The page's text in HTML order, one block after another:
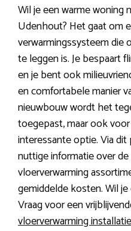
Wil je een warme woning
Udenhout? Het gaat om
verwarmingssysteem die
te leggen is. Je bespaart
en je bent ook
en comfortabele manier
nieuwbouw wordt het
toegepast, maar ook
interessante optie. Via
nuttige informatie over
vloerverwarming
gemiddelde kosten. Wil
Vraag voor een
vloerverwarming